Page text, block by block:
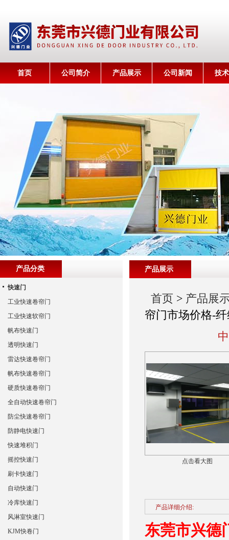
首页 公司简介 产品展示 公司新闻 技
产品展示
首页 > 产品展
帘门市场价格-
点击看大图
产品详细介绍:
东莞市兴德
产品分类
快速门
工业快速卷帘门
工业快速软帘门
帆布快速门
透明快速门
雷达快速卷帘门
帆布快速卷帘门
硬质快速卷帘门
全自动快速卷帘门
防尘快速卷帘门
防静电快速门
快速堆积门
摇控快速门
刷卡快速门
自动快速门
冷库快速门
风淋室快速门
KJM快卷门